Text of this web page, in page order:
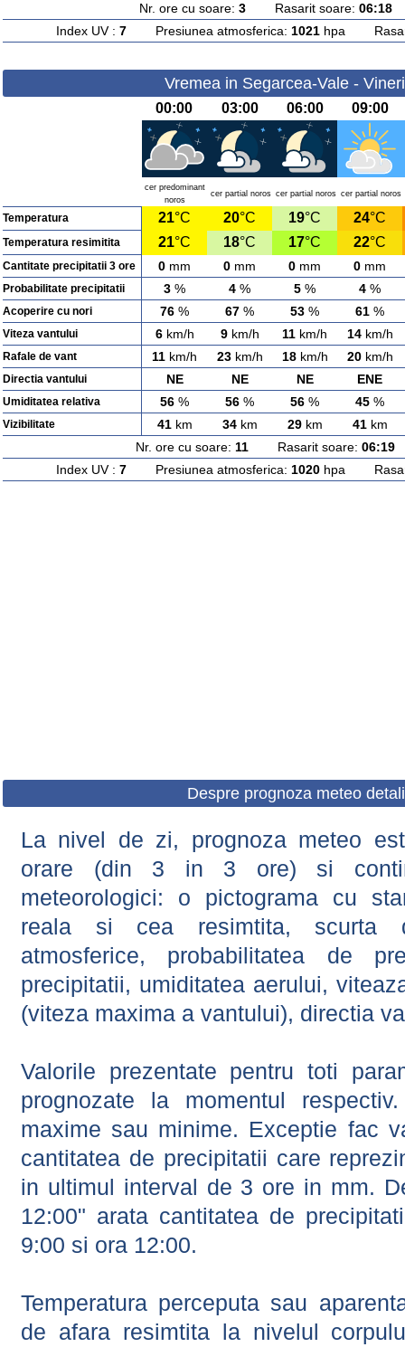
Nr. ore cu soare: 3Rasarit soare: 06:18
Index UV : 7Presiunea atmosferica: 1021hpa
Vremea in Segarcea-Vale -
00:00 03:00 06:00 09:00
cer predominant
noros
cer partial noros cer partial noros cer partial noros
Temperatura 21°C 20°C 19°C 24°C
Temperatura resimitita 21°C 18°C 17°C 22°C
Cantitate precipitatii 3 ore 0 mm 0 mm 0 mm 0 mm
Probabilitate precipitatii 3 % 4 % 5 % 4 %
Acoperire cu nori 76 % 67 % 53 % 61 %
Viteza vantului 6km/h 9km/h 11 km/h 14km/h
Rafale de vant 11 km/h 23km/h 18km/h 20km/h
Directia vantului NE NE NE ENE
Umiditatea relativa 56 % 56 % 56 % 45 %
Vizibilitate 41km 34km 29km 41km
Nr. ore cu soare: 11 Rasarit soare: 06:19
Index UV : 7Presiunea atmosferica: 1020hpa
Despre prognoza meteo
La nivel de zi, prognoza meteo
orare (din 3 in 3 ore) si
meteorologici: o pictograma cu
reala si cea resimtita, scurta
atmosferice, probabilitatea de
precipitatii, umiditatea aerului,
(viteza maxima a vantului), directia
Valorile prezentate pentru toti
prognozate la momentul
maxime sau minime. Exceptie fac
cantitatea de precipitatii care
in ultimul interval de 3 ore in mm.
12:00" arata cantitatea de
9:00 si ora 12:00.
Temperatura perceputa sau
de afara resimtita la nivelul